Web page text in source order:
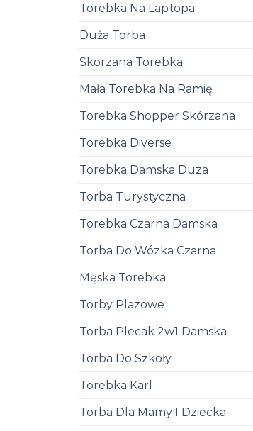
Torebka Na Laptopa
Duża Torba
Skorzana Torebka
Mała Torebka Na Ramię
Torebka Shopper Skórzana
Torebka Diverse
Torebka Damska Duza
Torba Turystyczna
Torebka Czarna Damska
Torba Do Wózka Czarna
Męska Torebka
Torby Plazowe
Torba Plecak 2w1 Damska
Torba Do Szkoły
Torebka Karl
Torba Dla Mamy I Dziecka